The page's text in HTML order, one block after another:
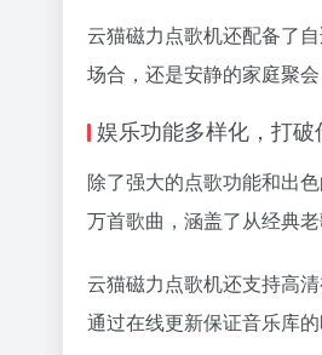
云猫磁力点歌机还配备了
场合，还是安静的家庭聚
娱乐功能多样化，打破
除了强大的点歌功能和出
万首歌曲，涵盖了从经典
云猫磁力点歌机还支持高
通过在线更新保证音乐库